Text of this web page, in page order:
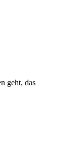
geht, das